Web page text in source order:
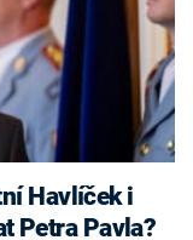
Petra Pavla?